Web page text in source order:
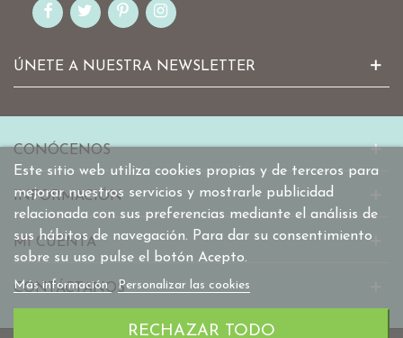
ÚNETE A NUESTRA NEWSLETTER
Este sitio web utiliza cookies propias y de terceros para
mejorar nuestros servicios y mostrarle publicidad
relacionada con sus preferencias mediante el análisis de
sus hábitos de navegación. Para dar su consentimiento
sobre su uso pulse el botón Acepto.
Más información Personalizar las cookies
RECHAZAR TODO
CONÓCENOS
INFORMACIÓN
MI CUENTA
CONTÁCTANOS